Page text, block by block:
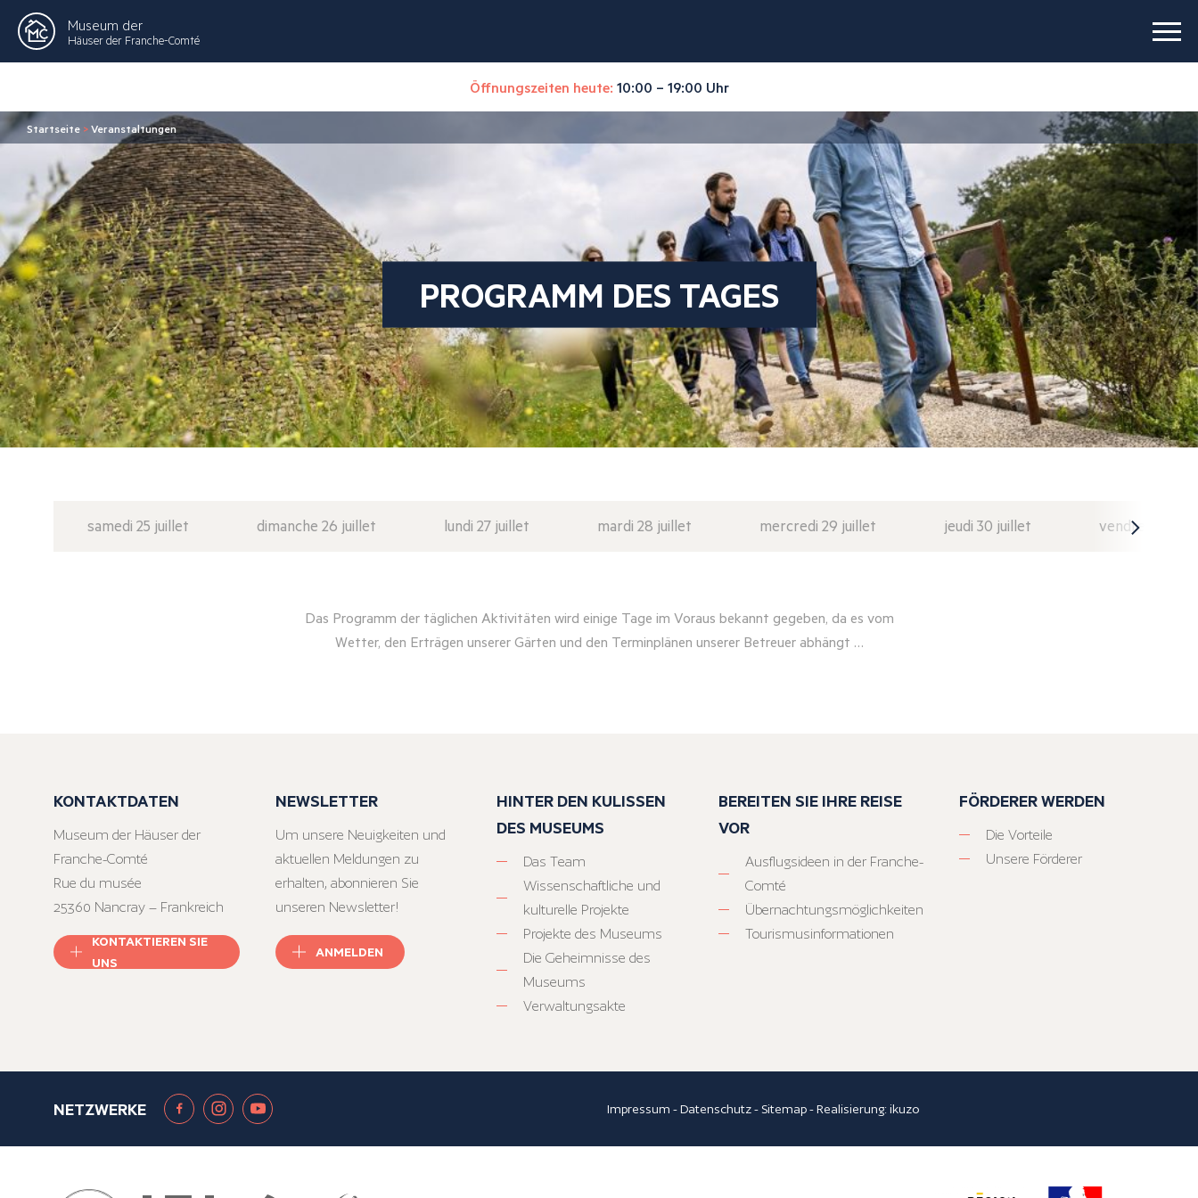
Museum der
Häuser der Franche-Comté
Öffnungszeiten heute: 10:00 – 19:00 Uhr
Startseite >Veranstaltungen
PROGRAMM DES TAGES
samedi 25 juillet dimanche 26 juillet lundi 27 juillet mardi 28 juillet mercredi 29 juillet jeudi 30 juillet vendredi 31
Das Programm der täglichen Aktivitäten wird einige Tage im Voraus bekannt gegeben, da es vom
Wetter, den Erträgen unserer Gärten und den Terminplänen unserer Betreuer abhängt …
KONTAKTDATEN
Museum der Häuser der
Franche-Comté
Rue du musée
25360 Nancray – Frankreich
KONTAKTIEREN SIE
UNS
NEWSLETTER
Um unsere Neuigkeiten und
aktuellen Meldungen zu
erhalten, abonnieren Sie
unseren Newsletter!
ANMELDEN
HINTER DEN KULISSEN
DES MUSEUMS
Das Team
Wissenschaftliche und
kulturelle Projekte
Projekte des Museums
Die Geheimnisse des
Museums
Verwaltungsakte
BEREITEN SIE IHRE REISE
VOR
Ausflugsideen in der Franche-
Comté
Übernachtungsmöglichkeiten
Tourismusinformationen
FÖRDERER WERDEN
Die Vorteile
Unsere Förderer
NETZWERKE Impressum -Datenschutz- Sitemap- Realisierung:ikuzo